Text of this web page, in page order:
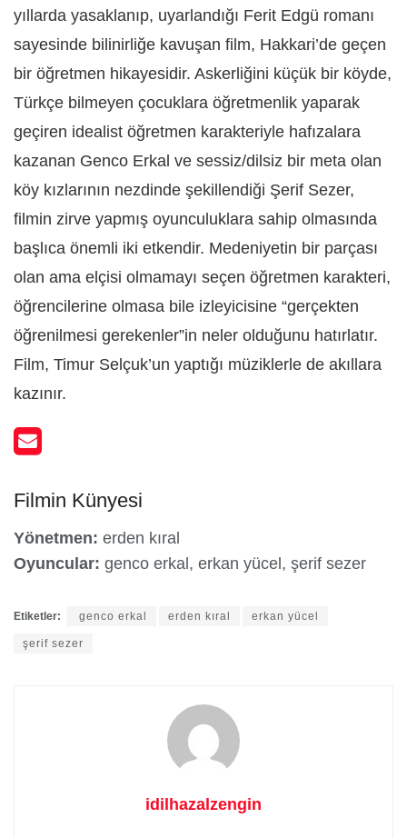
yıllarda yasaklanıp, uyarlandığı Ferit Edgü romanı
sayesinde bilinirliğe kavuşan film, Hakkari’de geçen
bir öğretmen hikayesidir. Askerliğini küçük bir köyde,
Türkçe bilmeyen çocuklara öğretmenlik yaparak
geçiren idealist öğretmen karakteriyle hafızalara
kazanan Genco Erkal ve sessiz/dilsiz bir meta olan
köy kızlarının nezdinde şekillendiği Şerif Sezer,
filmin zirve yapmış oyunculuklara sahip olmasında
başlıca önemli iki etkendir. Medeniyetin bir parçası
olan ama elçisi olmamayı seçen öğretmen karakteri,
öğrencilerine olmasa bile izleyicisine “gerçekten
öğrenilmesi gerekenler”in neler olduğunu hatırlatır.
Film, Timur Selçuk’un yaptığı müziklerle de akıllara
kazınır.
Filmin Künyesi
Yönetmen: erden kıral
Oyuncular: genco erkal, erkan yücel, şerif sezer
Etiketler: genco erkal erden kıral erkan yücel
şerif sezer
idilhazalzengin